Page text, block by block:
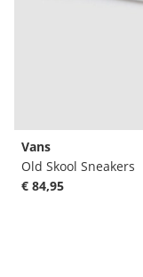
Vans
Old Skool Sneakers
€ 84,95